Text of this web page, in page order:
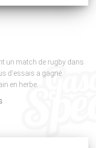
un match de rugby dans
d’essais a gagné.
en herbe.